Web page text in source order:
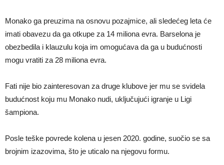
Monako ga preuzima na osnovu pozajmice, ali sledećeg leta će
imati obavezu da ga otkupe za 14 miliona evra. Barselona je
obezbedila i klauzulu koja im omogućava da ga u budućnosti
mogu vratiti za 28 miliona evra.
Fati nije bio zainteresovan za druge klubove jer mu se svidela
budućnost koju mu Monako nudi, uključujući igranje u Ligi
šampiona.
Posle teške povrede kolena u jesen 2020. godine, suočio se sa
brojnim izazovima, što je uticalo na njegovu formu.